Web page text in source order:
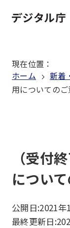
文
動
現在位置 ：
ホーム
新着
用についての
（受付
につい
公開日:2021年
最終更新日: